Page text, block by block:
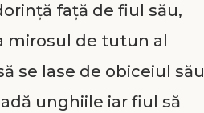
faţă de fiul său,
mirosul de tutun al
se lase de obiceiul său
unghiile iar fiul să